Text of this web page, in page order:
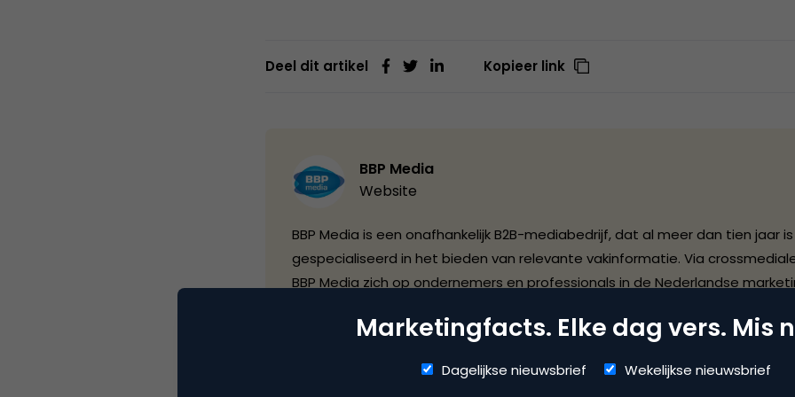
Deel dit artikel Kopieer link
BBP Media
Website
BBP Media is een onafhankelijk B2B-mediabedrijf, dat al meer dan tien jaar is
gespecialiseerd in het bieden van relevante vakinformatie. Via
BBP Media zich op ondernemers en professionals in de Nederlandse
actief als informatieleverancier in de e-commerce markt. Inmiddels heeft
een aanzienlijke internationale positie opgebouwd. Voor vergaring en
Marketingfacts. Elke dag vers. Mis
Dagelijkse nieuwsbrief Wekelijkse nieuwsbrief